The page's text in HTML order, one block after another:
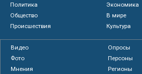
Политика
Экономика
Общество
В мире
Происшествия
Культура
Видео
Опросы
Фото
Персоны
Мнения
Регионы